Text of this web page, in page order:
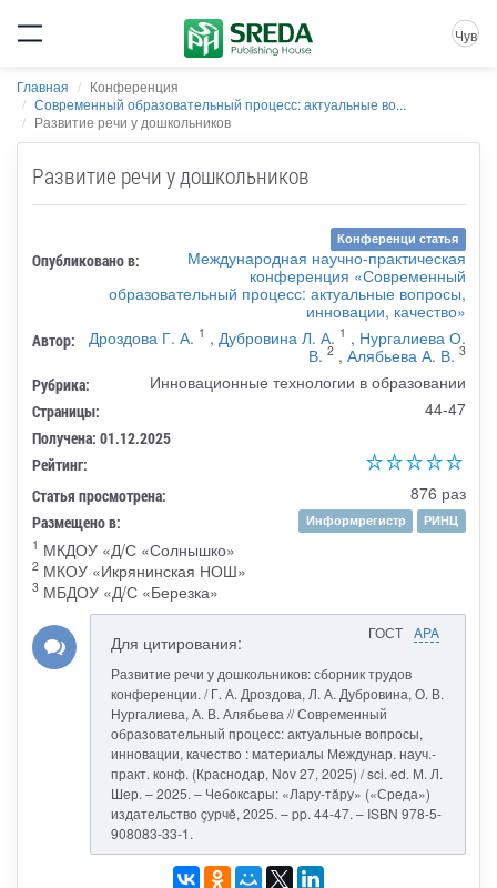
Чув
Главная
Конференция
Современный образовательный процесс: актуальные во...
Развитие речи у дошкольников
Развитие речи у дошкольников
Конференци статья
Опубликовано в:
Международная научно-практическая
конференция «Современный
образовательный процесс: актуальные вопросы,
инновации, качество»
Автор: Дроздова Г. А. 1 , Дубровина Л. А. 1 , Нургалиева О.
В. 2 , Алябьева А. В. 3
Рубрика: Инновационные технологии в образовании
Страницы: 44-47
Получена: 01.12.2025
Рейтинг:
Статья просмотрена:
876 раз
Размещено в: Информрегистр
РИНЦ
1 МКДОУ «Д/С «Солнышко»
2МКОУ «Икрянинская НОШ»
3МБДОУ «Д/С «Березка»
ГОСТ APA
Для цитирования:
Развитие речи у дошкольников: сборник трудов
конференции. / Г. А. Дроздова, Л. А. Дубровина, О. В.
Нургалиева, А. В. Алябьева // Современный
образовательный процесс: актуальные вопросы,
инновации, качество : материалы Междунар. науч.-
практ. конф. (Краснодар, Nov 27, 2025) / sci. ed. М. Л.
Шер. – 2025. – Чебоксары: «Лару-тăру» («Среда»)
издательство çурчě, 2025. – pp. 44-47. – ISBN 978-5-
908083-33-1.